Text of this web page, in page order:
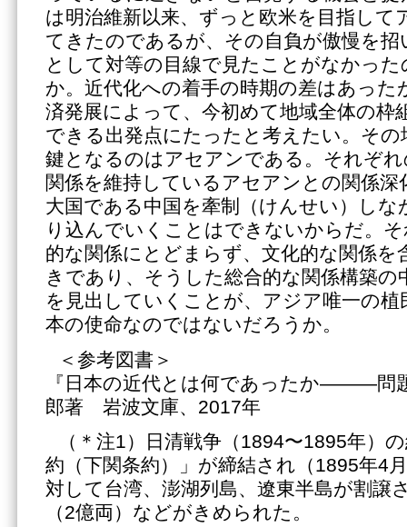
は明治維新以来、ずっと欧米を目指して
てきたのであるが、その自負が傲慢を
として対等の目線で見たことがなかっ
か。近代化への着手の時期の差はあった
済発展によって、今初めて地域全体の枠
できる出発点にたったと考えたい。そ
鍵となるのはアセアンである。それぞ
関係を維持しているアセアンとの関係深
大国である中国を牽制（けんせい）しな
り込んでいくことはできないからだ。
的な関係にとどまらず、文化的な関係
きであり、そうした総合的な関係構築の
を見出していくことが、アジア唯一の植
本の使命なのではないだろうか。
＜参考図書＞
『日本の近代とは何であったか———問
郎著 岩波文庫、2017年
（＊注1）日清戦争（1894〜1895年）
約（下関条約）」が締結され（1895年4
対して台湾、澎湖列島、遼東半島が割譲
（2億両）などがきめられた。